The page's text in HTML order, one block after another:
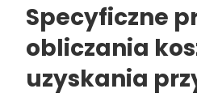
Specyficzne
obliczania
uzyskania